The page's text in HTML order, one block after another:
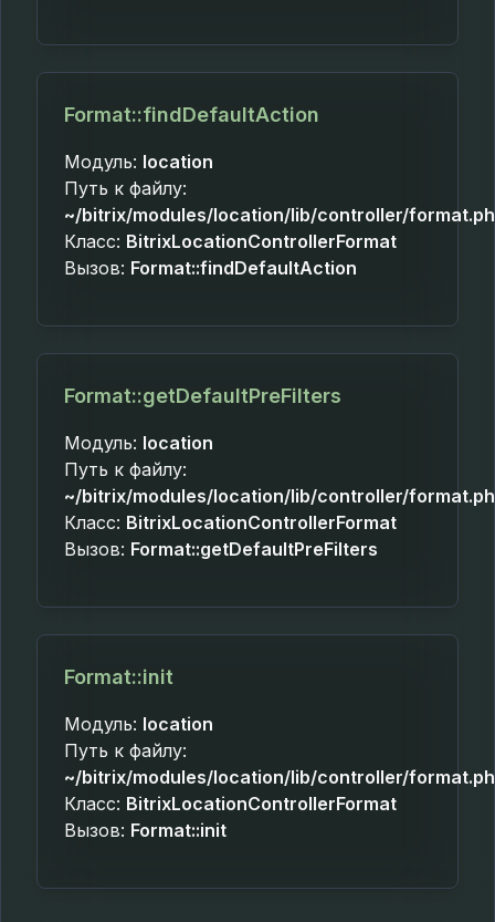
Format::findDefaultAction
Модуль: location
Путь к файлу:
~/bitrix/modules/location/lib/controller/
Класс: BitrixLocationControllerFormat
Вызов: Format::findDefaultAction
Format::getDefaultPreFilters
Модуль: location
Путь к файлу:
~/bitrix/modules/location/lib/controller/
Класс: BitrixLocationControllerFormat
Вызов: Format::getDefaultPreFilters
Format::init
Модуль: location
Путь к файлу:
~/bitrix/modules/location/lib/controller/
Класс: BitrixLocationControllerFormat
Вызов: Format::init